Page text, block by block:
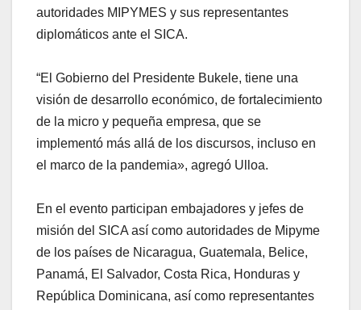
autoridades MIPYMES y sus representantes
diplomáticos ante el SICA.
“El Gobierno del Presidente Bukele, tiene una
visión de desarrollo económico, de fortalecimiento
de la micro y pequeña empresa, que se
implementó más allá de los discursos, incluso en
el marco de la pandemia», agregó Ulloa.
En el evento participan embajadores y jefes de
misión del SICA así como autoridades de Mipyme
de los países de Nicaragua, Guatemala, Belice,
Panamá, El Salvador, Costa Rica, Honduras y
República Dominicana, así como representantes